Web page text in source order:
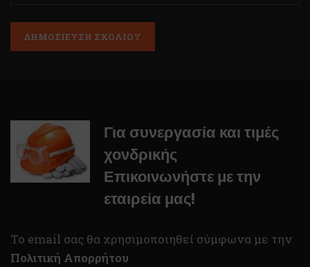
Για συνεργασία και τιμές
χονδρικής
Επικοινωνήστε με την
εταιρεία μας!
To email σας θα χρησιμοποιηθεί σύμφωνα με την
Πολιτική Απορρήτου